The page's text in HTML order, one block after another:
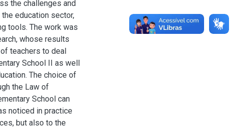
the challenges and
education sector,
tools. The work was
whose results
teachers to deal
School II as well
The choice of
the Law of
School can
noticed in practice
but also to the